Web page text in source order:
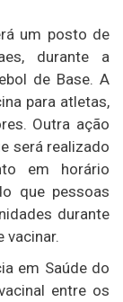
um posto de
durante a
de Base. A
para atletas,
Outra ação
será realizado
em horário
que pessoas
durante
vacinar.
em Saúde do
entre os